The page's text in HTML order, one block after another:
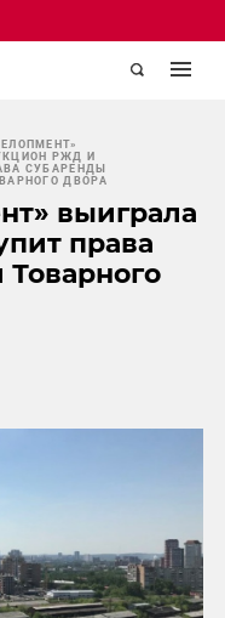
РЖД И
СУБАРЕНДЫ
ДВОРА
выиграла
права